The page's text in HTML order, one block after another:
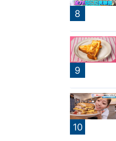
7
8
9
10